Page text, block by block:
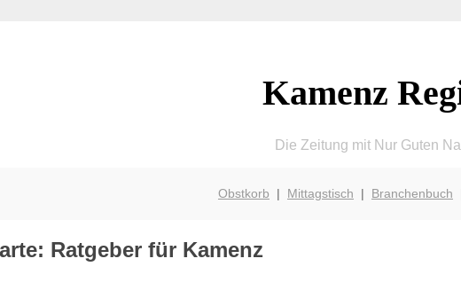
Kamenz
Die Zeitung mit Nur Guten
Obstkorb | Mittagstisch | Branchenbuch
Ratgeber für Kamenz